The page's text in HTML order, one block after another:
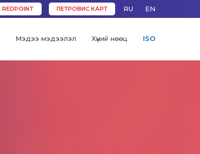
REDPOINT ПЕТРОВИС КАРТ EN
RU
Мэдээ мэдээлэл Хүний нөөц ISO